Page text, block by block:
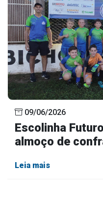
09/06/2026
Escolinha
almoço de
Leia mais